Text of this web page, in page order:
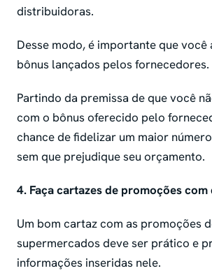
distribuidoras.
Desse modo, é importante que
bônus lançados pelos fornecedores.
Partindo da premissa de que você
com o bônus oferecido pelo
chance de fidelizar um maior
sem que prejudique seu orçamento.
4. Faça cartazes de promoções
Um bom cartaz com as promoções
supermercados deve ser prático e
informações inseridas nele.